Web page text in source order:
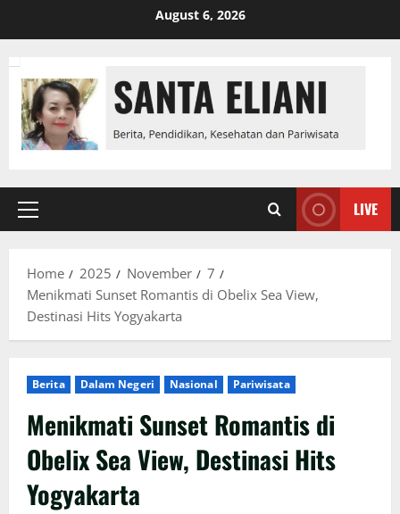
August 6, 2026
Primary
LIVE
Home 2025 November
7
Menikmati Sunset Romantis di Obelix Sea View,
Destinasi Hits Yogyakarta
Berita Dalam Negeri Nasional Pariwisata
Menikmati Sunset Romantis di
Obelix Sea View, Destinasi Hits
Yogyakarta